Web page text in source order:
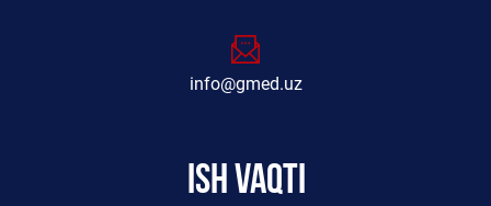
info@gmed.uz
Ish vaqti